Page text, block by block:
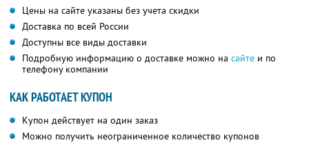
Цены на сайте указаны без учета скидки
Доставка по всей России
Доступны все виды доставки
Подробную информацию о доставке можно на сайте и по
телефону компании
КАК РАБОТАЕТ КУПОН
Купон действует на один заказ
Можно получить неограниченное количество купонов